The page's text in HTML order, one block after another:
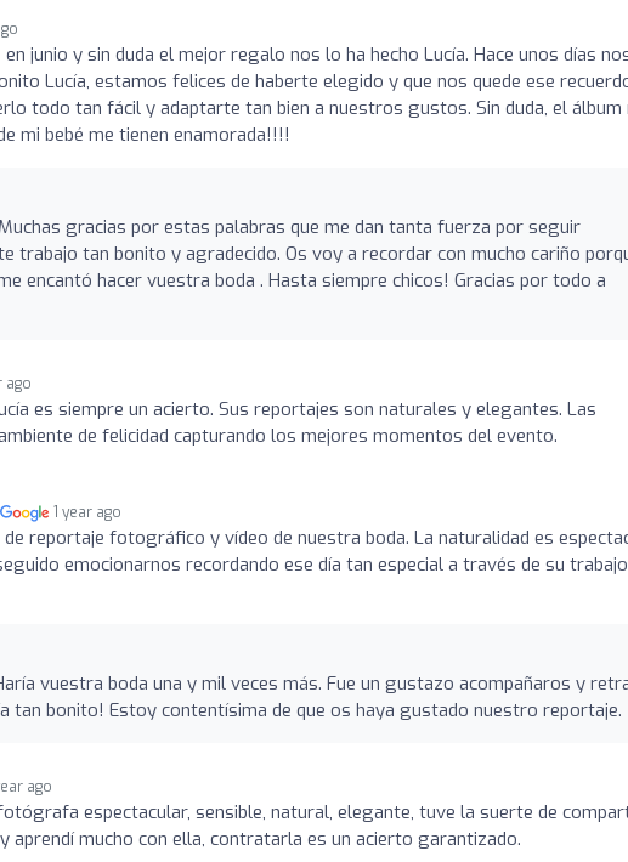
junio y sin duda el mejor regalo nos lo ha hecho Lucía. Hace unos días
Lucía, estamos felices de haberte elegido y que nos quede ese
todo tan fácil y adaptarte tan bien a nuestros gustos. Sin duda, el álbum
mi bebé me tienen enamorada!!!!
gracias por estas palabras que me dan tanta fuerza por seguir
trabajo tan bonito y agradecido. Os voy a recordar con mucho cariño
encantó hacer vuestra boda . Hasta siempre chicos! Gracias por todo a
ago
es siempre un acierto. Sus reportajes son naturales y elegantes. Las
de felicidad capturando los mejores momentos del evento.
1 year ago
de reportaje fotográfico y vídeo de nuestra boda. La naturalidad es
emocionarnos recordando ese día tan especial a través de su
vuestra boda una y mil veces más. Fue un gustazo acompañaros y
tan bonito! Estoy contentísima de que os haya gustado nuestro reportaje.
ago
espectacular, sensible, natural, elegante, tuve la suerte de
aprendí mucho con ella, contratarla es un acierto garantizado.